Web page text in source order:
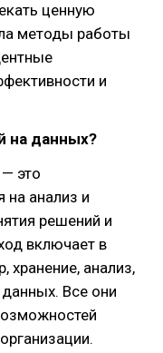
ценную
методы работы
и
на данных?
это
на анализ и
решений и
включает в
хранение, анализ,
Все они